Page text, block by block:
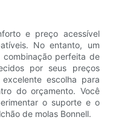
e preço acessível
No entanto, um
combinação perfeita de
por seus preços
escolha para
do orçamento. Você
o suporte e o
de molas Bonnell.